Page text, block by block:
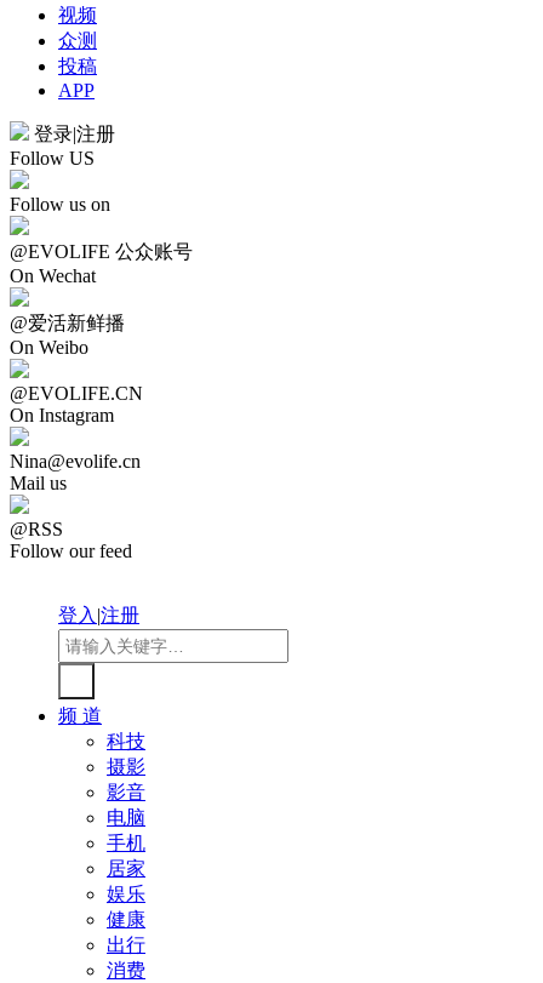
视频
众测
投稿
APP
登录|注册
Follow US
Follow us on
@EVOLIFE 公众账号
On Wechat
@爱活新鲜播
On Weibo
@EVOLIFE.CN
On Instagram
Nina@evolife.cn
Mail us
@RSS
Follow our feed
登入|注册
频 道
科技
摄影
影音
电脑
手机
居家
娱乐
健康
出行
消费